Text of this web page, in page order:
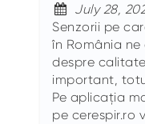
July 28,
Senzorii pe
în România
despre
important,
Pe aplicația
pe cerespir.ro